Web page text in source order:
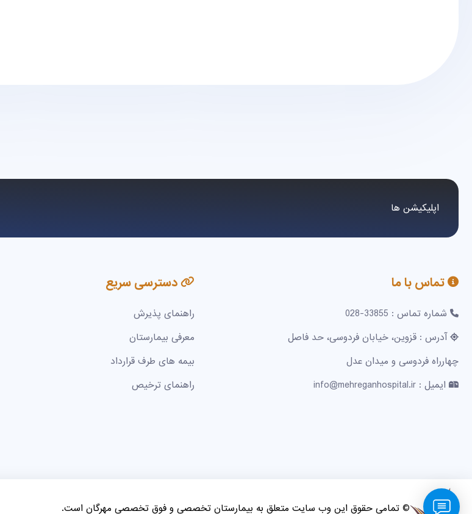
اپلیکیشن ها
تماس با ما
شماره تماس : 33855-028
آدرس : قزوین، خیابان فردوسی، حد فاصل
چهارراه فردوسی و میدان عدل
ایمیل : info@mehreganhospital.ir
دسترسی سریع
راهنمای پذیرش
معرفی بیمارستان
بیمه های طرف قرارداد
راهنمای ترخیص
© تمامی حقوق این وب سایت متعلق به بیمارستان تخصصی و فوق تخصصی مهرگان است.